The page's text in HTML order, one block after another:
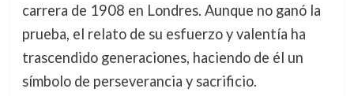
carrera de 1908 en Londres. Aunque no ganó la
prueba, el relato de su esfuerzo y valentía ha
trascendido generaciones, haciendo de él un
símbolo de perseverancia y sacrificio.